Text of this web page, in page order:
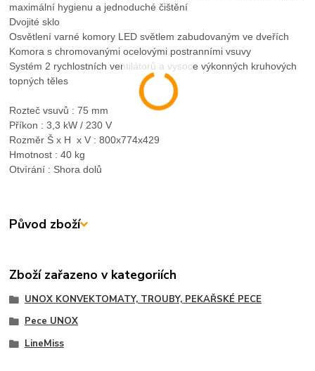
maximální hygienu a jednoduché čištění
Dvojité sklo
Osvětlení varné komory LED světlem zabudovaným ve dveřích
Komora s chromovanými ocelovými postranními vsuvy
Systém 2 rychlostních ventilátorů a vysoce výkonných kruhových
topných těles
Rozteč vsuvů : 75 mm
Příkon : 3,3 kW / 230 V
Rozměr Š x H x V : 800x774x429
Hmotnost : 40 kg
Otvírání : Shora dolů
Původ zboží
Zboží zařazeno v kategoriích
UNOX KONVEKTOMATY, TROUBY, PEKAŘSKÉ PECE
Pece UNOX
LineMiss